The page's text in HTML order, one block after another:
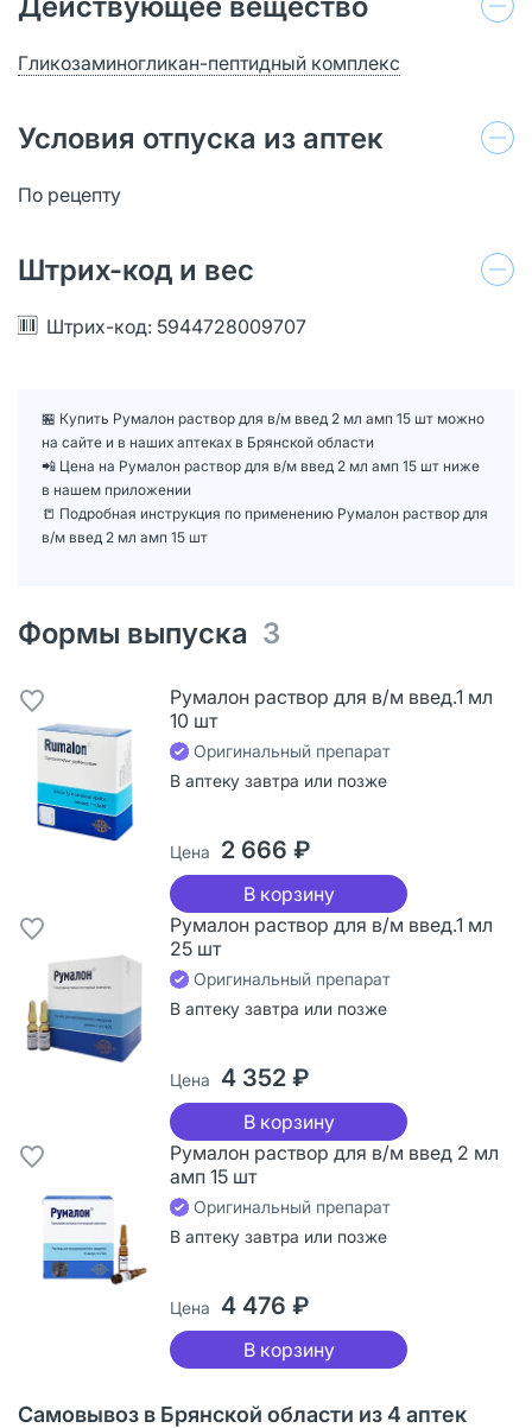
Гликозаминогликан-пептидный комплекс
Условия отпуска из аптек
По рецепту
Штрих-код и вес
Штрих-код: 5944728009707
🏪 Купить Румалон раствор для в/м введ 2 мл амп 15 шт можно
на сайте и в наших аптеках в Брянской области
📲 Цена на Румалон раствор для в/м введ 2 мл амп 15 шт ниже
в нашем приложении
📒 Подробная инструкция по применению Румалон раствор для
в/м введ 2 мл амп 15 шт
Формы выпуска 3
Румалон раствор для в/м введ.1 мл
10 шт
Оригинальный препарат
В аптеку завтра или позже
Цена 2 666 ₽
В корзину
Румалон раствор для в/м введ.1 мл
25 шт
Оригинальный препарат
В аптеку завтра или позже
Цена 4 352 ₽
В корзину
Румалон раствор для в/м введ 2 мл
амп 15 шт
Оригинальный препарат
В аптеку завтра или позже
Цена 4 476 ₽
В корзину
Самовывоз в Брянской области из 4 аптек